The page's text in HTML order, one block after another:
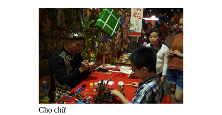
Cho chữ